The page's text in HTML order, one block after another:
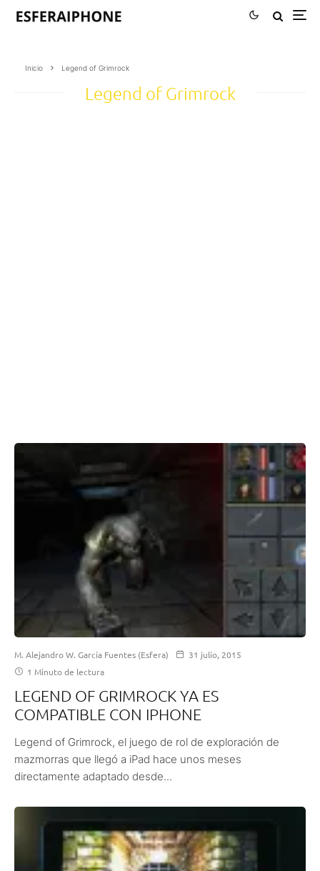
Inicio Legend of Grimrock
Legend of Grimrock
M. Alejandro W. García Fuentes (Esfera)
31 julio, 2015
1 Minuto de lectura
LEGEND OF GRIMROCK YA ES
COMPATIBLE CON IPHONE
Legend of Grimrock, el juego de rol de exploración de
mazmorras que llegó a iPad hace unos meses
directamente adaptado desde...